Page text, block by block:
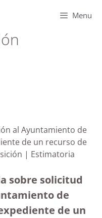
Menu
al Ayuntamiento de
de un recurso de
| Estimatoria
sobre solicitud
de
de un